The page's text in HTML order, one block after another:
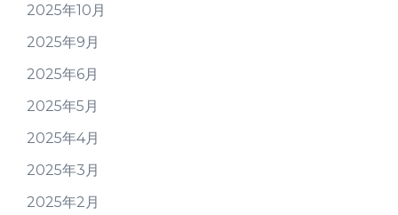
2025年10月
2025年9月
2025年6月
2025年5月
2025年4月
2025年3月
2025年2月